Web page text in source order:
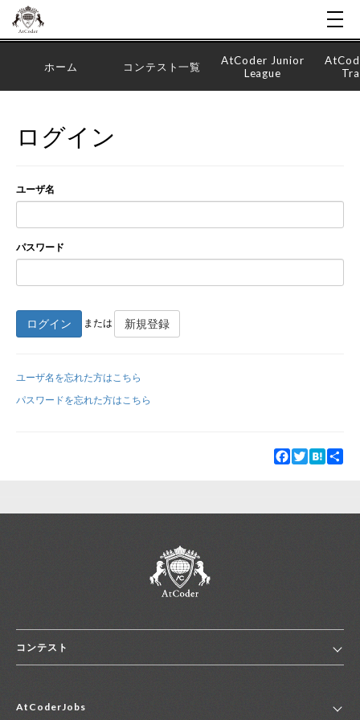
新規登録
ホーム コンテスト一覧
AtCoder Junior
League
ログイン
ユーザ名
パスワード
ログイン または 新規登録
ユーザ名を忘れた方はこちら
パスワードを忘れた方はこちら
Facebook
TwitterHatena
コンテスト
コンテスト一覧
AtCoderJobs